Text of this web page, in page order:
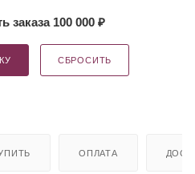
заказа 100 000 ₽
СБРОСИТЬ
ОПЛАТА